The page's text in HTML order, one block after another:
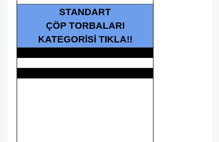
STANDART
ÇÖP TORBALARI
KATEGORİSİ TIKLA!!